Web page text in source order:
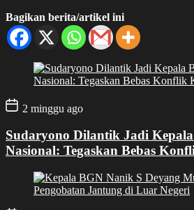
Bagikan berita/artikel ini
2 minggu ago
Sudaryono Dilantik Jadi
Nasional: Tegaskan Bebas